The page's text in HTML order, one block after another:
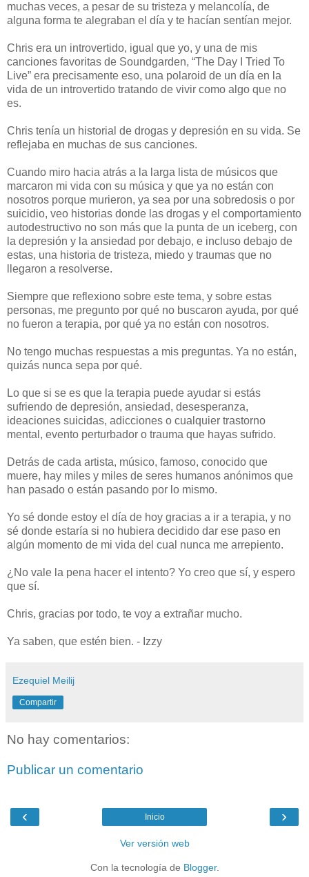
muchas veces, a pesar de su tristeza y melancolía, de
alguna forma te alegraban el día y te hacían sentían mejor.
Chris era un introvertido, igual que yo, y una de mis
canciones favoritas de Soundgarden, “The Day I Tried To
Live” era precisamente eso, una polaroid de un día en la
vida de un introvertido tratando de vivir como algo que no
es.
Chris tenía un historial de drogas y depresión en su vida. Se
reflejaba en muchas de sus canciones.
Cuando miro hacia atrás a la larga lista de músicos que
marcaron mi vida con su música y que ya no están con
nosotros porque murieron, ya sea por una sobredosis o por
suicidio, veo historias donde las drogas y el comportamiento
autodestructivo no son más que la punta de un iceberg, con
la depresión y la ansiedad por debajo, e incluso debajo de
estas, una historia de tristeza, miedo y traumas que no
llegaron a resolverse.
Siempre que reflexiono sobre este tema, y sobre estas
personas, me pregunto por qué no buscaron ayuda, por qué
no fueron a terapia, por qué ya no están con nosotros.
No tengo muchas respuestas a mis preguntas. Ya no están,
quizás nunca sepa por qué.
Lo que si se es que la terapia puede ayudar si estás
sufriendo de depresión, ansiedad, desesperanza,
ideaciones suicidas, adicciones o cualquier trastorno
mental, evento perturbador o trauma que hayas sufrido.
Detrás de cada artista, músico, famoso, conocido que
muere, hay miles y miles de seres humanos anónimos que
han pasado o están pasando por lo mismo.
Yo sé donde estoy el día de hoy gracias a ir a terapia, y no
sé donde estaría si no hubiera decidido dar ese paso en
algún momento de mi vida del cual nunca me arrepiento.
¿No vale la pena hacer el intento? Yo creo que sí, y espero
que sí.
Chris, gracias por todo, te voy a extrañar mucho.
Ya saben, que estén bien. - Izzy
Ezequiel Meilij
Compartir
No hay comentarios:
Publicar un comentario
‹ ›
Inicio
Ver versión web
Con la tecnología de Blogger.